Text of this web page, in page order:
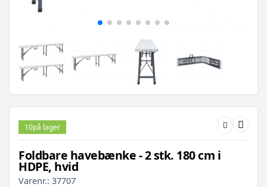
10på lager
Foldbare havebænke - 2 stk. 180 cm i
HDPE, hvid
Varenr.: 37707